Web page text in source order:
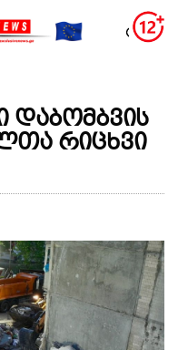
დაბომბვის
რიცხვი